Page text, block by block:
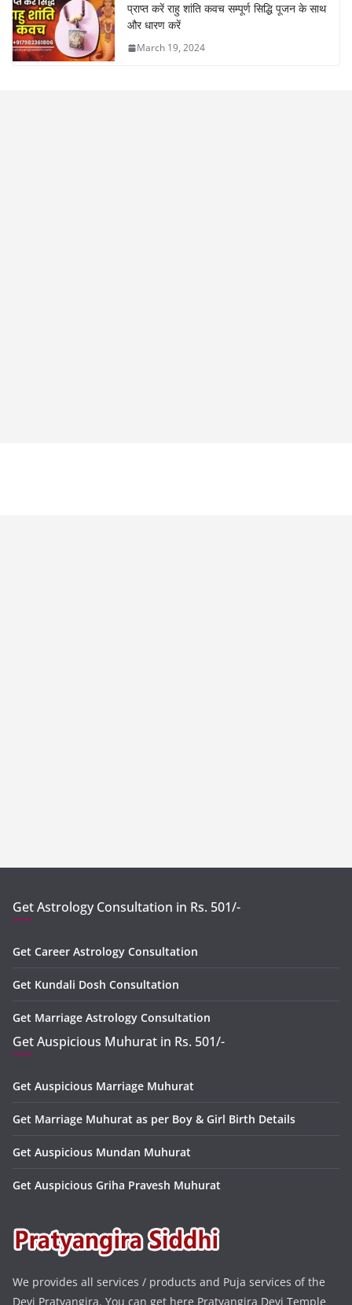
प्राप्त करें राहु शांति कवच सम्पूर्ण सिद्धि पूजन के साथ
और धारण करें
March 19, 2024
Get Astrology Consultation in Rs. 501/-
Get Career Astrology Consultation
Get Kundali Dosh Consultation
Get Marriage Astrology Consultation
Get Auspicious Muhurat in Rs. 501/-
Get Auspicious Marriage Muhurat
Get Marriage Muhurat as per Boy & Girl Birth Details
Get Auspicious Mundan Muhurat
Get Auspicious Griha Pravesh Muhurat
We provides all services / products and Puja services of the
Devi Pratyangira. You can get here Pratyangira Devi Temple